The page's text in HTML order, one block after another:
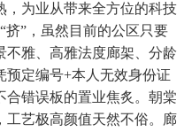
，为业从带来全方位的科技
挤”，虽然目前的公区只要
不雅、高雅法度廊架、分龄
预定编号+本人无效身份证
合错误板的置业焦炙。朝棠
工艺极高颜值天然不俗。廊